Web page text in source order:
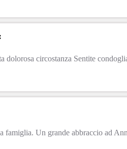
dolorosa circostanza Sentite
famiglia. Un grande abbraccio ad